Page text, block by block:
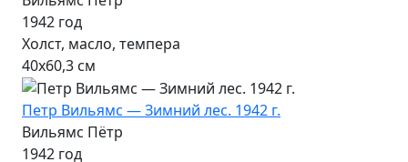
1942 год
Холст, масло, темпера
40х60,3 см
Петр Вильямс — Зимний лес. 1942 г.
Вильямс Пётр
1942 год